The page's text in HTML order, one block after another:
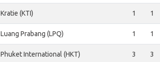
Kratie (KTI) 1 1
Luang Prabang (LPQ) 1 1
Phuket International (HKT) 3 3